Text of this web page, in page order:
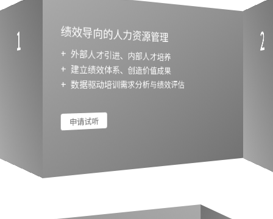
绩效导向的人力资源管理
+ 外部人才引进、内部人才培养
+ 建立绩效体系、创造价值成果
+ 数据驱动培训需求分析与绩效评估
申请试听
1 2